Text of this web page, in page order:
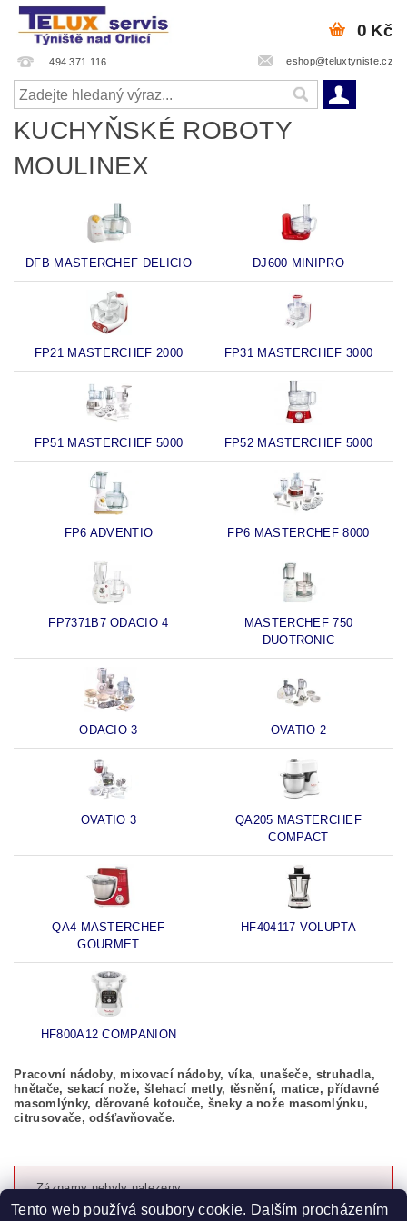
494 371 116 eshop@teluxtyniste.cz
0 Kč
KUCHYŇSKÉ ROBOTY
MOULINEX
DFB MASTERCHEF DELICIO DJ600 MINIPRO
FP21 MASTERCHEF 2000 FP31 MASTERCHEF 3000
FP51 MASTERCHEF 5000 FP52 MASTERCHEF 5000
FP6 ADVENTIO FP6 MASTERCHEF 8000
FP7371B7 ODACIO 4
MASTERCHEF 750
DUOTRONIC
ODACIO 3 OVATIO 2
OVATIO 3
QA205 MASTERCHEF
COMPACT
QA4 MASTERCHEF
GOURMET
HF404117 VOLUPTA
HF800A12 COMPANION
Pracovní nádoby, mixovací nádoby, víka, unašeče, struhadla,
hnětače, sekací nože, šlehací metly, těsnění, matice, přídavné
masomlýnky, děrované kotouče, šneky a nože masomlýnku,
citrusovače, odśťavňovače.
Záznamy nebyly nalezeny...
Tento web používá soubory cookie. Dalším procházením